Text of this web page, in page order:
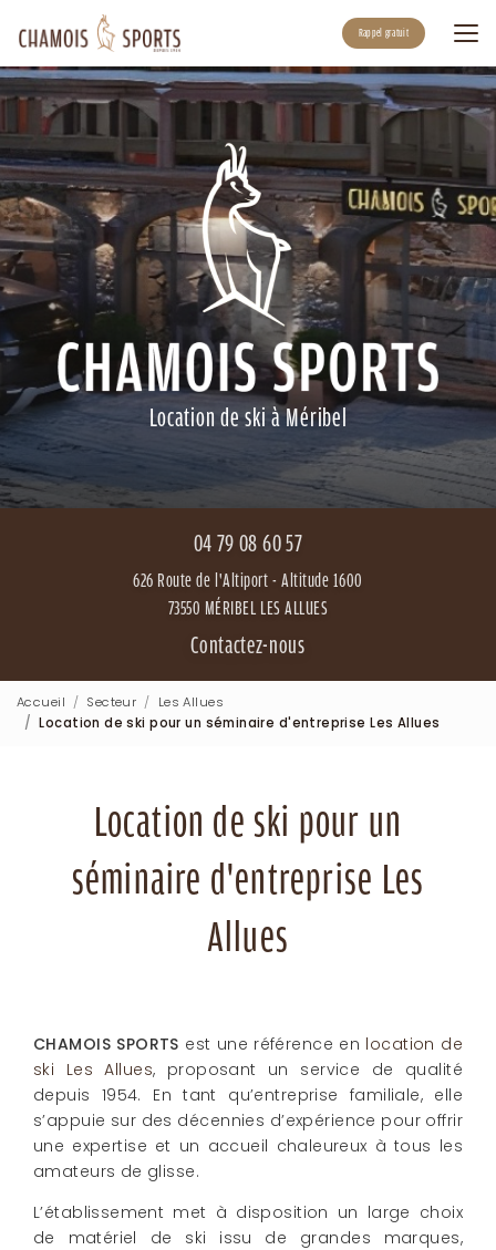
au
contenu
principal
Rappel gratuit
Location de ski à Méribel
04 79 08 60 57
626 Route de l'Altiport - Altitude 1600
73550 MÉRIBEL LES ALLUES
Contactez-nous
Accueil Secteur
Les Allues
Location de ski pour un séminaire d'entreprise Les Allues
Location de ski pour un
séminaire d'entreprise Les
Allues
CHAMOIS SPORTS est une référence en location de
ski Les Allues, proposant un service de qualité
depuis 1954. En tant qu’entreprise familiale, elle
s’appuie sur des décennies d’expérience pour offrir
une expertise et un accueil chaleureux à tous les
amateurs de glisse.
L’établissement met à disposition un large choix
de matériel de ski issu de grandes marques,